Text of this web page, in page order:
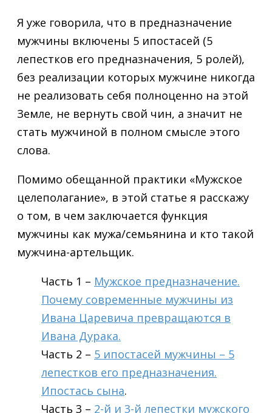
Я уже говорила, что в предназначение
мужчины включены 5 ипостасей (5
лепестков его предназначения, 5 ролей),
без реализации которых мужчине никогда
не реализовать себя полноценно на этой
Земле, не вернуть свой чин, а значит не
стать мужчиной в полном смысле этого
слова.
Помимо обещанной практики «Мужское
целеполагание», в этой статье я расскажу
о том, в чем заключается функция
мужчины как мужа/семьянина и кто такой
мужчина-артельщик.
Часть 1 – Мужское предназначение.
Почему современные мужчины из
Ивана Царевича превращаются в
Ивана Дурака.
Часть 2 – 5 ипостасей мужчины – 5
лепестков его предназначения.
Ипостась сына.
Часть 3 – 2-й и 3-й лепестки мужского